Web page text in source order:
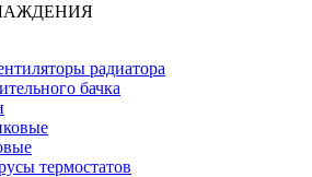
радиатора
бачка
термостатов